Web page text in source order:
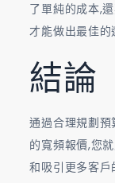
了單純的成本,
才能做出最佳的
結論
通過合理規劃
的寬頻報價,您
和吸引更多客